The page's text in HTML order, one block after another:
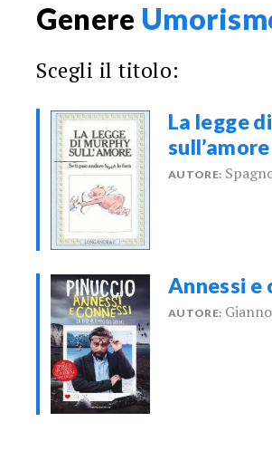
Genere
Scegli il titolo:
La legge
sull’amore
AUTORE:
Annessi e
AUTORE: